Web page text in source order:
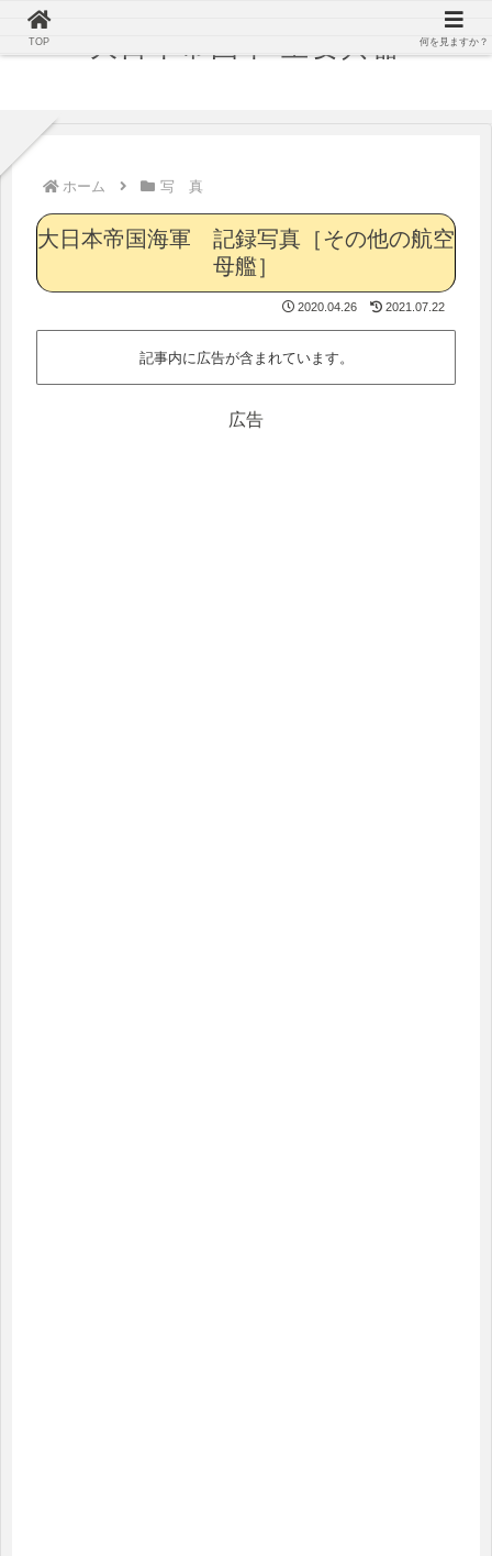
ホーム 写 真
大日本帝国海軍 記録写真［その他の航空
母艦］
2020.04.26 2021.07.22
記事内に広告が含まれています。
広告
TOP 何を見ますか？